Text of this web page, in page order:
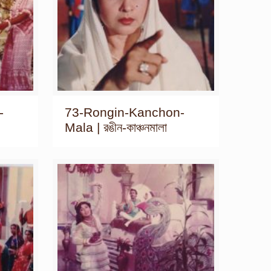
73-Rongin-Kanchon-
Mala | রঙীন-কাঞ্চনমালা